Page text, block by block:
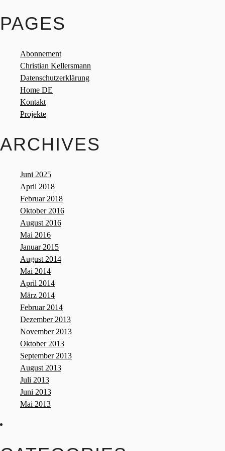
PAGES
Abonnement
Christian Kellersmann
Datenschutzerklärung
Home DE
Kontakt
Projekte
ARCHIVES
Juni 2025
April 2018
Februar 2018
Oktober 2016
August 2016
Mai 2016
Januar 2015
August 2014
Mai 2014
April 2014
März 2014
Februar 2014
Dezember 2013
November 2013
Oktober 2013
September 2013
August 2013
Juli 2013
Juni 2013
Mai 2013